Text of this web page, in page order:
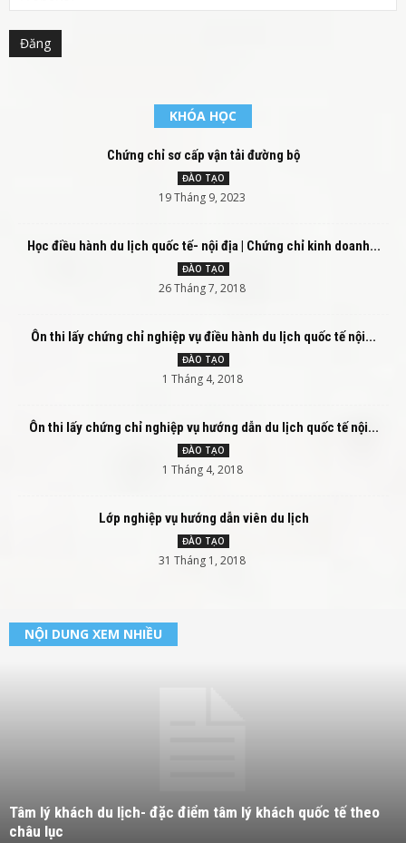
KHÓA HỌC
Chứng chỉ sơ cấp vận tải đường bộ
ĐÀO TẠO
19 Tháng 9, 2023
Học điều hành du lịch quốc tế- nội địa | Chứng chỉ kinh doanh...
ĐÀO TẠO
26 Tháng 7, 2018
Ôn thi lấy chứng chỉ nghiệp vụ điều hành du lịch quốc tế nội...
ĐÀO TẠO
1 Tháng 4, 2018
Ôn thi lấy chứng chỉ nghiệp vụ hướng dẫn du lịch quốc tế nội...
ĐÀO TẠO
1 Tháng 4, 2018
Lớp nghiệp vụ hướng dẫn viên du lịch
ĐÀO TẠO
31 Tháng 1, 2018
NỘI DUNG XEM NHIỀU
Tâm lý khách du lịch- đặc điểm tâm lý khách quốc tế theo
châu lục